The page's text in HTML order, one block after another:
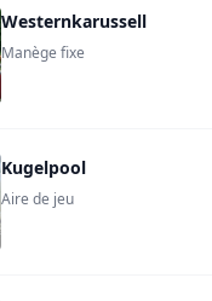
Westernkarussell
Manège fixe
Kugelpool
Aire de jeu